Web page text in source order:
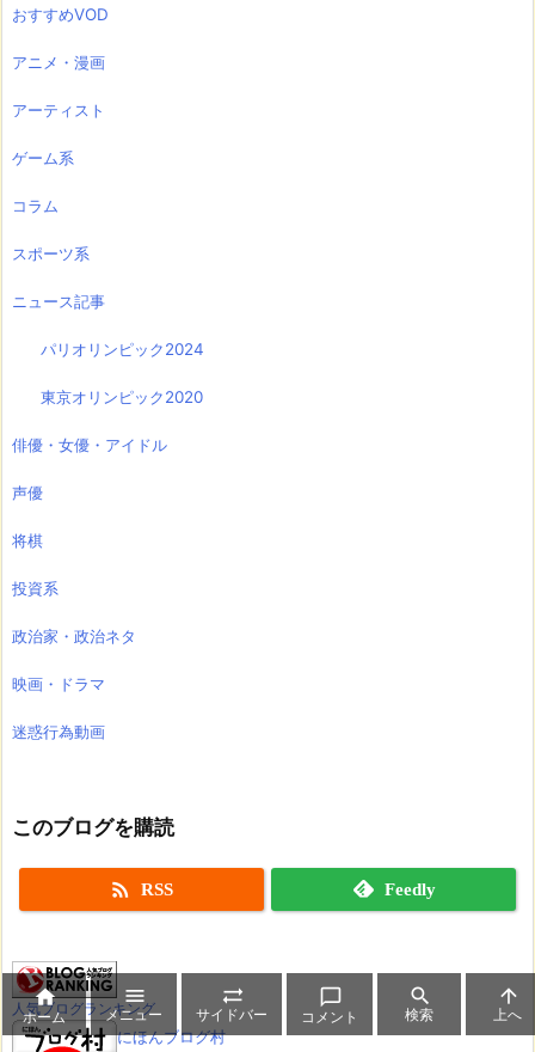
おすすめVOD
アニメ・漫画
アーティスト
ゲーム系
コラム
スポーツ系
ニュース記事
パリオリンピック2024
東京オリンピック2020
俳優・女優・アイドル
声優
将棋
投資系
政治家・政治ネタ
映画・ドラマ
迷惑行為動画
このブログを購読
 RSS Feedly
人気ブログランキング
にほんブログ村

ホーム

メニュー

サイドバー

コメント

検索

上へ